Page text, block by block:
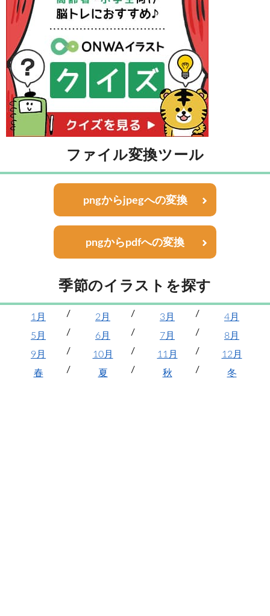
ファイル変換ツール
pngからjpegへの変換
pngからpdfへの変換
季節のイラストを探す
1月 2月 3月
4月
5月
6月 7月
8月
9月
10月 11月
12月
春
夏 秋 冬